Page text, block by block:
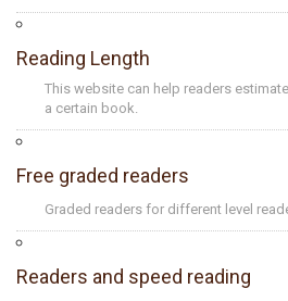
Reading Length
This website can help readers
a certain book.
Free graded readers
Graded readers for different level
Readers and speed reading